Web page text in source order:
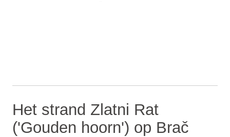
Het strand Zlatni Rat
('Gouden hoorn') op Brač